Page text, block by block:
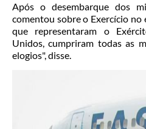
Após o desembarque dos
comentou sobre o Exercício no
que representaram o
Unidos, cumpriram todas as
elogios", disse.